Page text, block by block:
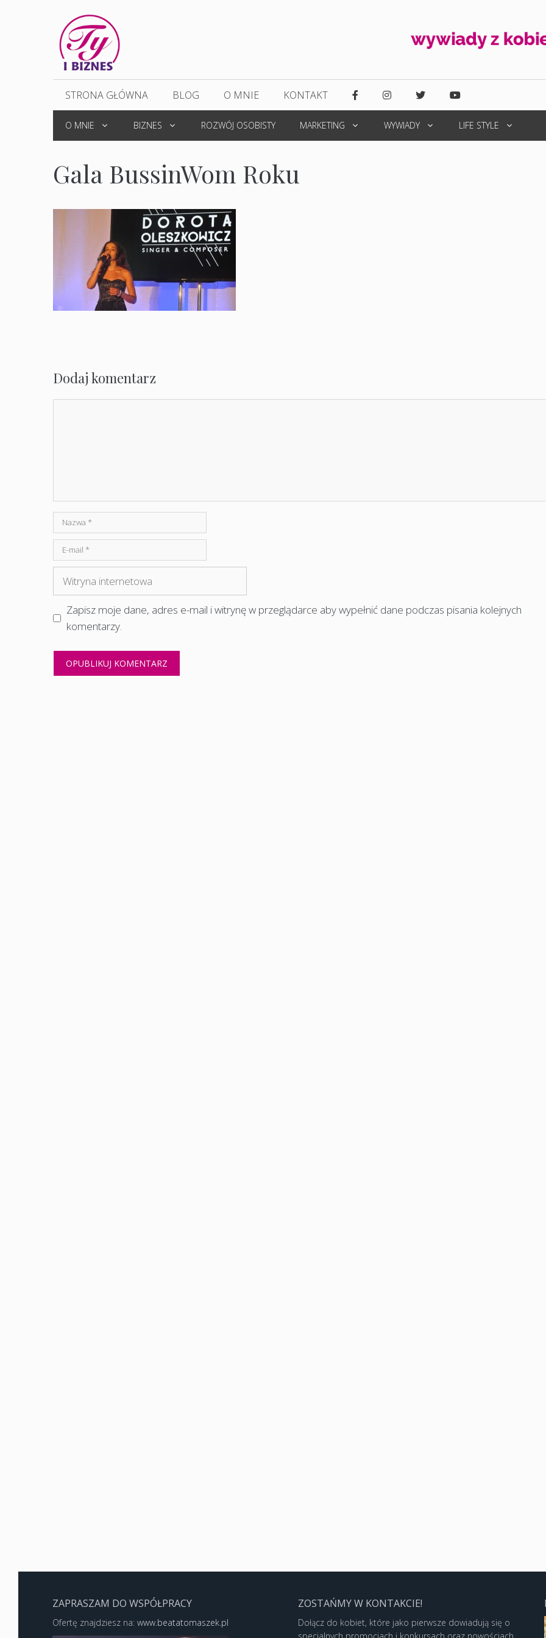
STRONA GŁÓWNA BLOG O MNIE KONTAKT
O MNIE BIZNES ROZWÓJ OSOBISTY MARKETING WYWIADY LIFE STYLE
Gala BussinWom Roku
Dodaj komentarz
Nazwa
mail
Witryna
internetowa
Zapisz moje dane, adres e-mail i witrynę w przeglądarce aby wypełnić dane podczas pisania kolejnych
komentarzy.
ZAPRASZAM DO WSPÓŁPRACY
Ofertę znajdziesz na: www.beatatomaszek.pl
ZOSTAŃMY W KONTAKCIE!
Dołącz do kobiet, które jako pierwsze dowiadują się o